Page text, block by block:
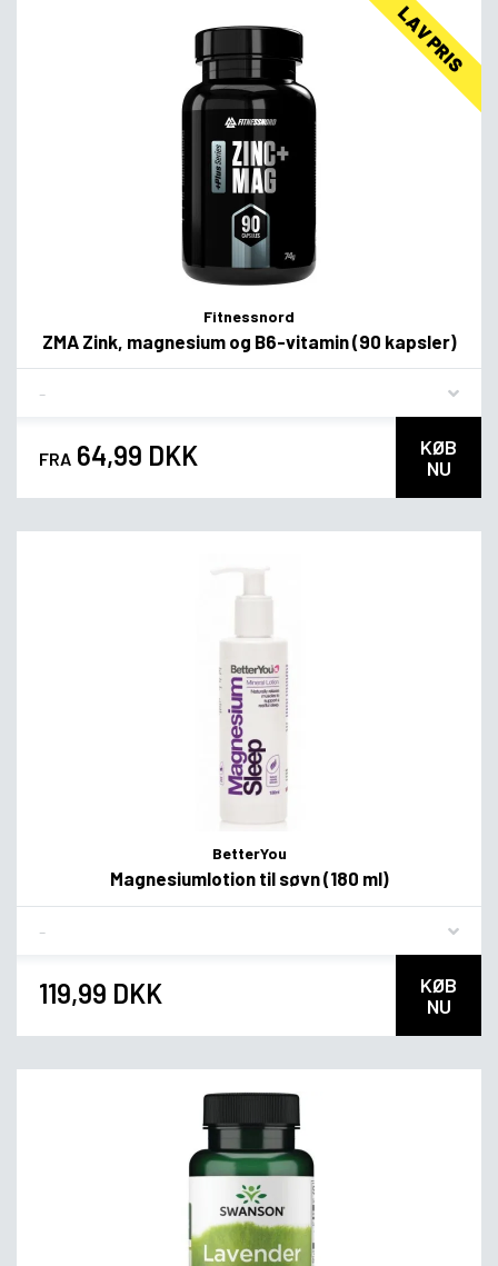
LAV PRIS
Fitnessnord
ZMA Zink, magnesium og B6-vitamin (90 kapsler)
FRA 64,99 DKK
KØB
NU
BetterYou
Magnesiumlotion til søvn (180 ml)
119,99 DKK
KØB
NU